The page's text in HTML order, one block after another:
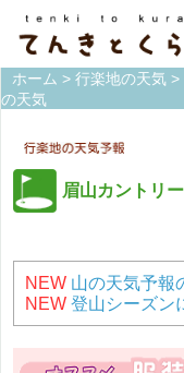
ホーム > 行楽地の天気 >
の天気
眉山カントリ
NEW 山の天気予報
NEW 登山シーズン